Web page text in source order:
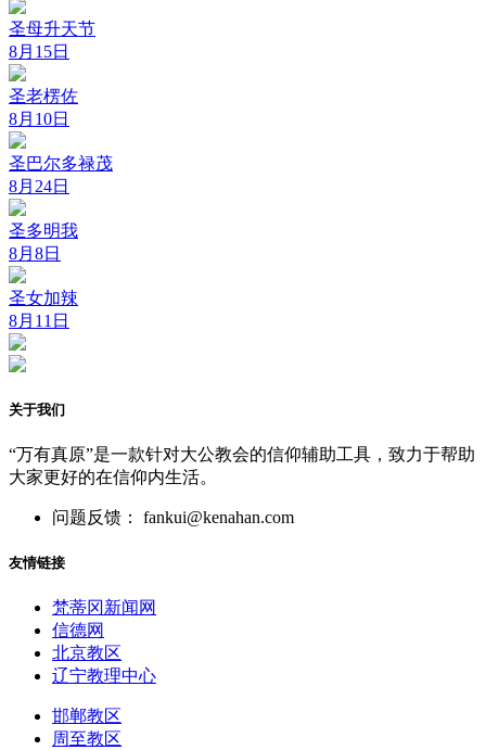
圣母升天节
8月15日
圣老楞佐
8月10日
圣巴尔多禄茂
8月24日
圣多明我
8月8日
圣女加辣
8月11日
关于我们
“万有真原”是一款针对大公教会的信仰辅助工具，致力于帮助
大家更好的在信仰内生活。
问题反馈： fankui@kenahan.com
友情链接
梵蒂冈新闻网
信德网
北京教区
辽宁教理中心
邯郸教区
周至教区